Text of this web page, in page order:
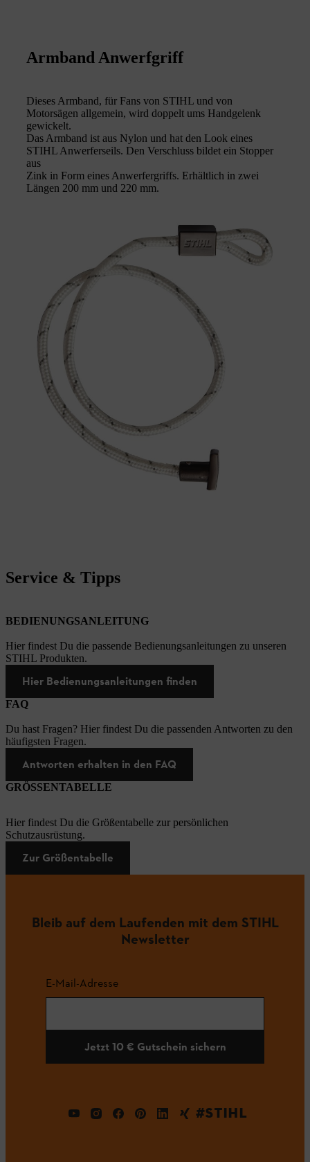
Armband Anwerfgriff
Dieses Armband, für Fans von STIHL und von
Motorsägen allgemein, wird doppelt ums Handgelenk
gewickelt.
Das Armband ist aus Nylon und hat den Look eines
STIHL Anwerferseils. Den Verschluss bildet ein Stopper
aus
Zink in Form eines Anwerfergriffs. Erhältlich in zwei
Längen 200 mm und 220 mm.
Service & Tipps
BEDIENUNGSANLEITUNG
Hier findest Du die passende Bedienungsanleitungen zu unseren
STIHL Produkten.
Hier Bedienungsanleitungen finden
FAQ
Du hast Fragen? Hier findest Du die passenden Antworten zu den
häufigsten Fragen.
Antworten erhalten in den FAQ
GRÖSSENTABELLE
Hier findest Du die Größentabelle zur persönlichen
Schutzausrüstung.
Zur Größentabelle
Bleib auf dem Laufenden mit dem STIHL
Newsletter
E-Mail-Adresse
Jetzt 10 € Gutschein sichern
#STIHL